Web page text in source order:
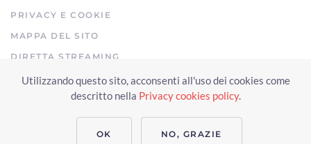
PRIVACY E COOKIE
MAPPA DEL SITO
DIRETTA STREAMING
Copyright © 2023 Arezzo TV. Tutti i diritti riservati.
drone
applicativo video yutub 2023 by clickandfly
Utilizzando questo sito, acconsenti all'uso dei cookies come
descritto nella Privacy cookies policy.
OK NO, GRAZIE